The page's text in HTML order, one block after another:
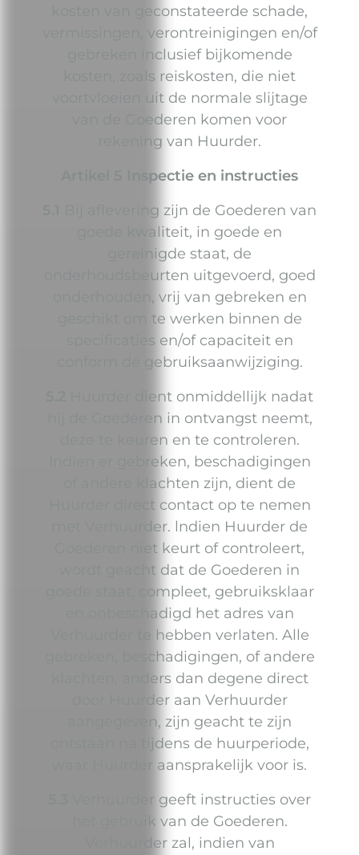
kosten van geconstateerde schade,
vermissingen, verontreinigingen en/of
gebreken inclusief bijkomende
kosten, zoals reiskosten, die niet
voortvloeien uit de normale slijtage
van de Goederen komen voor
rekening van Huurder.
Artikel 5 Inspectie en instructies
Bij aflevering zijn de Goederen van
goede kwaliteit, in goede en
gereinigde staat, de
onderhoudsbeurten uitgevoerd, goed
onderhouden, vrij van gebreken en
geschikt om te werken binnen de
specificaties en/of capaciteit en
conform de gebruiksaanwijziging.
Huurder dient onmiddellijk nadat
hij de Goederen in ontvangst neemt,
deze te keuren en te controleren.
lndien er gebreken, beschadigingen
of andere klachten zijn, dient de
Huurder direct contact op te nemen
met Verhuurder. lndien Huurder de
Goederen niet keurt of controleert,
wordt geacht dat de Goederen in
goede staat, compleet, gebruiksklaar
en onbeschadigd het adres van
Verhuurder te hebben verlaten. Alle
gebreken, beschadigingen, of andere
klachten, anders dan degene direct
door Huurder aan Verhuurder
aangegeven, zijn geacht te zijn
ontstaan na tijdens de huurperiode,
waar Huurder aansprakelijk voor is.
Verhuurder geeft instructies over
het gebruik van de Goederen.
Verhuurder zal, indien van